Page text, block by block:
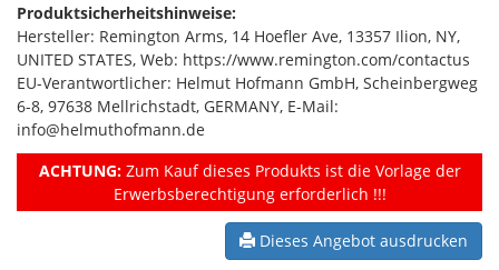
Produktsicherheitshinweise:
Hersteller: Remington Arms, 14 Hoefler Ave, 13357 Ilion, NY,
UNITED STATES, Web: https://www.remington.com/contactus
EU-Verantwortlicher: Helmut Hofmann GmbH, Scheinbergweg
6-8, 97638 Mellrichstadt, GERMANY, E-Mail:
info@helmuthofmann.de
ACHTUNG:Zum Kauf dieses Produkts ist die Vorlage der
Erwerbsberechtigung erforderlich !!!
Dieses Angebot ausdrucken